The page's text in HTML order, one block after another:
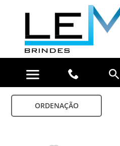
ORDENAÇÃO